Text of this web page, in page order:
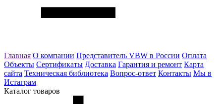
Главная О компании Представитель VBW в России Оплата
Объекты Сертификаты Доставка Гарантия и ремонт Карта
сайта Техническая библиотека Вопрос-ответ Контакты Мы в
Истаграм
Каталог товаров